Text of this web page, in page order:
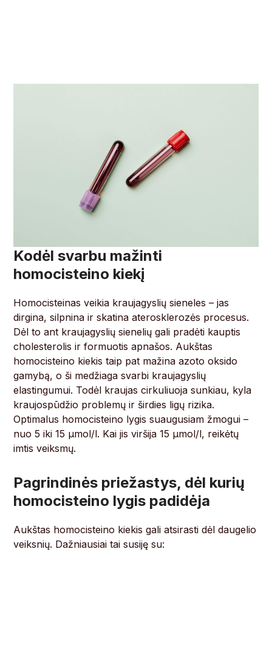
Kodėl svarbu mažinti
homocisteino kiekį
Homocisteinas veikia kraujagyslių sieneles – jas
dirgina, silpnina ir skatina aterosklerozės procesus.
Dėl to ant kraujagyslių sienelių gali pradėti kauptis
cholesterolis ir formuotis apnašos. Aukštas
homocisteino kiekis taip pat mažina azoto oksido
gamybą, o ši medžiaga svarbi kraujagyslių
elastingumui. Todėl kraujas cirkuliuoja sunkiau, kyla
kraujospūdžio problemų ir širdies ligų rizika.
Optimalus homocisteino lygis suaugusiam žmogui –
nuo 5 iki 15 µmol/l. Kai jis viršija 15 µmol/l, reikėtų
imtis veiksmų.
Pagrindinės priežastys, dėl kurių
homocisteino lygis padidėja
Aukštas homocisteino kiekis gali atsirasti dėl daugelio
veiksnių. Dažniausiai tai susiję su: